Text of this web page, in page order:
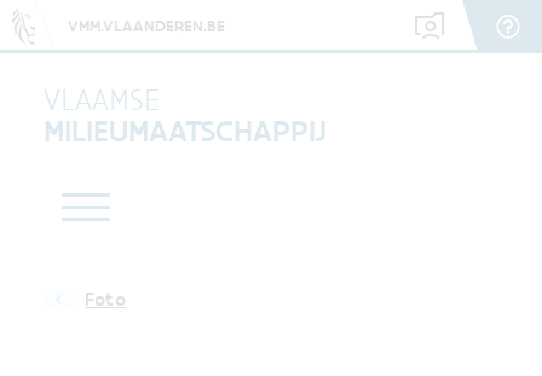
VMM.VLAANDEREN.BE
VLAAMSE
MILIEUMAATSCHAPPIJ
Foto